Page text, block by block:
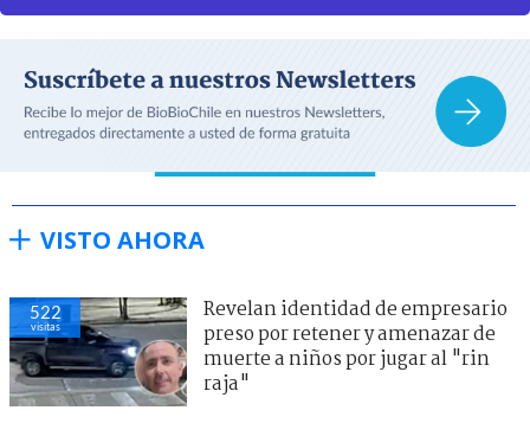
VISTO AHORA
522
visitas
Revelan identidad de empresario
preso por retener y amenazar de
muerte a niños por jugar al "rin
raja"